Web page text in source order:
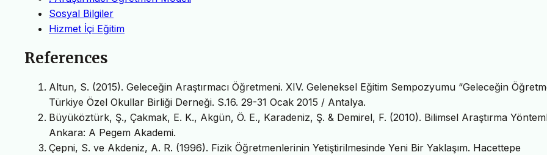
Sosyal Bilgiler
Hizmet İçi Eğitim
References
Altun, S. (2015). Geleceğin Araştırmacı Öğretmeni. XIV. Geleneksel Eğitim Sempozyumu “Geleceğin
Türkiye Özel Okullar Birliği Derneği. S.16. 29-31 Ocak 2015 / Antalya.
Büyüköztürk, Ş., Çakmak, E. K., Akgün, Ö. E., Karadeniz, Ş. & Demirel, F. (2010). Bilimsel Araştırma
Ankara: A Pegem Akademi.
Çepni, S. ve Akdeniz, A. R. (1996). Fizik Öğretmenlerinin Yetiştirilmesinde Yeni Bir Yaklaşım. Hacettepe